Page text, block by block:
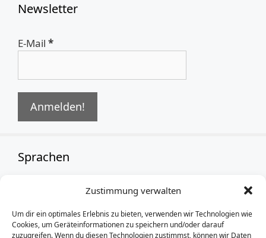
Zustimmung verwalten
Um dir ein optimales Erlebnis zu bieten, verwenden wir Technologien wie
Cookies, um Geräteinformationen zu speichern und/oder darauf
zuzugreifen. Wenn du diesen Technologien zustimmst, können wir Daten
Newsletter
E-Mail *
Sprachen